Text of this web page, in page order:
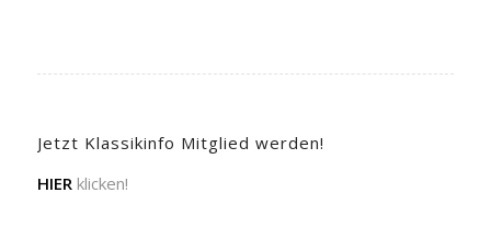
Jetzt Klassikinfo Mitglied werden!
HIER klicken!